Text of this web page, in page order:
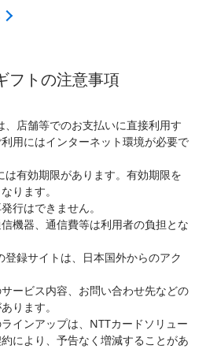
フトの注意事項
、店舗等でのお支払いに直接利用す
用にはインターネット環境が必要で
は有効期限があります。有効期限を
ります。
行はできません。
機器、通信費等は利用者の負担とな
登録サイトは、日本国外からのアク
ービス内容、お問い合わせ先などの
ります。
インアップは、NTTカードソリュー
により、予告なく増減することがあ